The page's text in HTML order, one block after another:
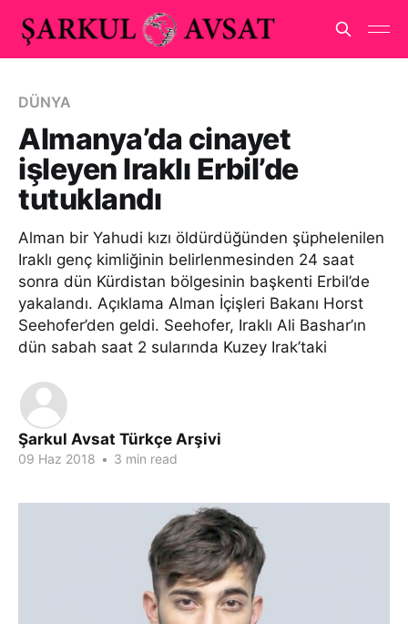
DÜNYA
Almanya’da cinayet
işleyen Iraklı Erbil’de
tutuklandı
Alman bir Yahudi kızı öldürdüğünden şüphelenilen
Iraklı genç kimliğinin belirlenmesinden 24 saat
sonra dün Kürdistan bölgesinin başkenti Erbil’de
yakalandı. Açıklama Alman İçişleri Bakanı Horst
Seehofer’den geldi. Seehofer, Iraklı Ali Bashar’ın
dün sabah saat 2 sularında Kuzey Irak’taki
Şarkul Avsat Türkçe Arşivi
09 Haz 2018 • 3 min read